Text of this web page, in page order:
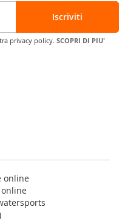
Iscriviti
privacy policy. SCOPRI DI PIU'
online